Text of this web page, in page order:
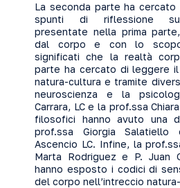
La seconda parte ha
spunti di riflessione
presentate nella prima
dal corpo e con lo
significati che la realtà
parte ha cercato di leggere il
natura-cultura e tramite
neuroscienza e la
Carrara, LC e la prof.ssa
filosofici hanno avuto una
prof.ssa Giorgia
Ascencio LC. Infine, la
Marta Rodriguez e P. Juan
hanno esposto i codici di
del corpo nell’intreccio